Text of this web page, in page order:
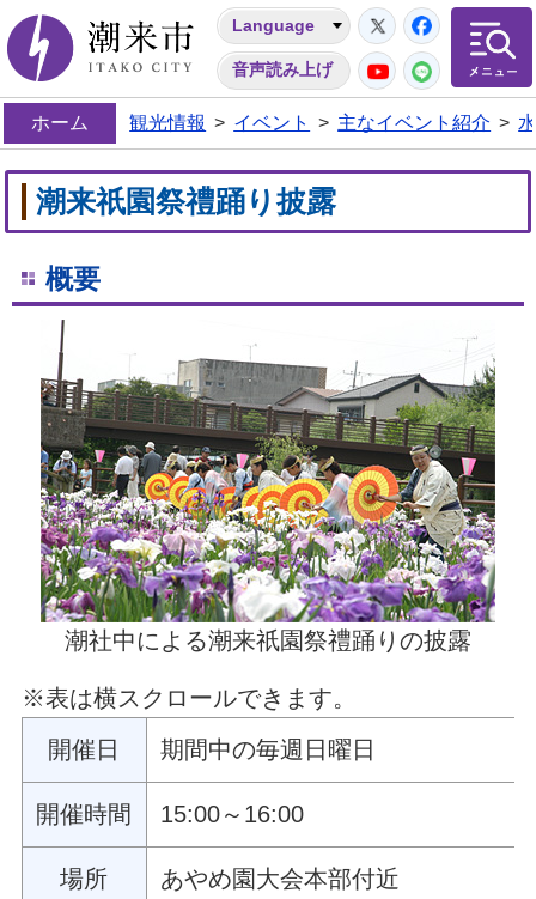
潮来市
Language
音声読み上げ
Twitter
YouTube
LINE
ホーム 観光情報 > イベント > 主なイベント紹介 >
潮来祇園祭禮踊り披露
概要
潮社中による潮来祇園祭禮踊りの披露
※表は横スクロールできます。
開催日
期間中の毎週日曜日
開催時間 15:00～16:00
場所 あやめ園大会本部付近